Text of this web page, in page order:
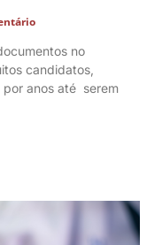
no
candidatos,
por anos até serem